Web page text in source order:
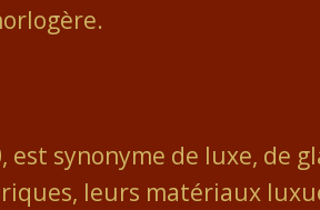
est synonyme de luxe, de
leurs matériaux